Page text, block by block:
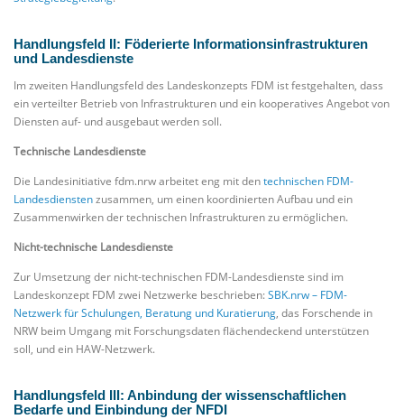
Handlungsfeld II: Föderierte Informationsinfrastrukturen
und Landesdienste
Im zweiten Handlungsfeld des Landeskonzepts FDM ist festgehalten, dass
ein verteilter Betrieb von Infrastrukturen und ein kooperatives Angebot von
Diensten auf- und ausgebaut werden soll.
Technische Landesdienste
Die Landesinitiative fdm.nrw arbeitet eng mit dentechnischen FDM-
Landesdienstenzusammen, um einen koordinierten Aufbau und ein
Zusammenwirken der technischen Infrastrukturen zu ermöglichen.
Nicht-technische Landesdienste
Zur Umsetzung der nicht-technischen FDM-Landesdienste sind im
Landeskonzept FDM zwei Netzwerke beschrieben:SBK.nrw – FDM-
Netzwerk für Schulungen, Beratung und Kuratierung, das Forschende in
NRW beim Umgang mit Forschungsdaten flächendeckend unterstützen
soll, und ein HAW-Netzwerk.
Handlungsfeld III: Anbindung der wissenschaftlichen
Bedarfe und Einbindung der NFDI